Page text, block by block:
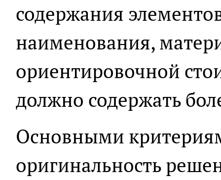
содержания
наименования,
ориентировочной
должно содержать
Основными
оригинальность